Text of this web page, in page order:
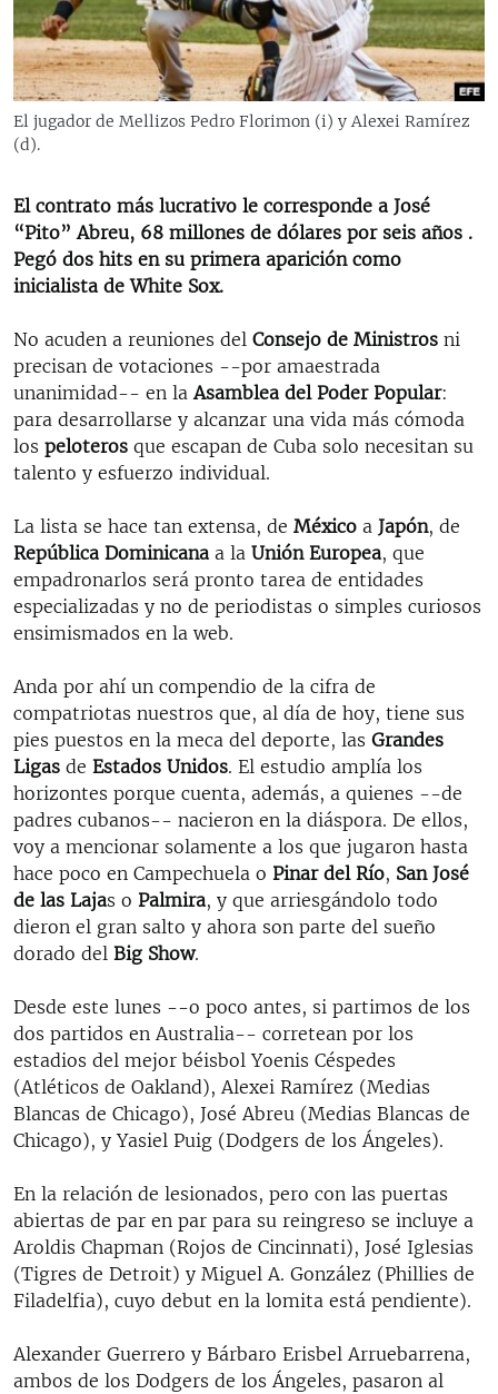
RADIO MARTÍ
ESPECIALES
ESPECIALES
LOS SANTOS DE HIALEAH
LA INVASIÓN DE RUSIA A UCRANIA
MULTIMEDIA
EDITORIALES
SÍGUENOS
El jugador de Mellizos Pedro Florimon (i) y Alexei Ramírez
(d).
El contrato más lucrativo le corresponde a José
“Pito” Abreu, 68 millones de dólares por seis años .
Pegó dos hits en su primera aparición como
inicialista de White Sox.
No acuden a reuniones del Consejo de Ministros ni
precisan de votaciones --por amaestrada
unanimidad-- en la Asamblea del Poder Popular:
para desarrollarse y alcanzar una vida más cómoda
los peloteros que escapan de Cuba solo necesitan su
talento y esfuerzo individual.
La lista se hace tan extensa, de México a Japón, de
República Dominicana a la Unión Europea, que
empadronarlos será pronto tarea de entidades
especializadas y no de periodistas o simples curiosos
ensimismados en la web.
Anda por ahí un compendio de la cifra de
compatriotas nuestros que, al día de hoy, tiene sus
pies puestos en la meca del deporte, las Grandes
Ligas de Estados Unidos. El estudio amplía los
horizontes porque cuenta, además, a quienes --de
padres cubanos-- nacieron en la diáspora. De ellos,
voy a mencionar solamente a los que jugaron hasta
hace poco en Campechuela o Pinar del Río, San José
de las Lajas o Palmira, y que arriesgándolo todo
dieron el gran salto y ahora son parte del sueño
dorado del Big Show.
Desde este lunes --o poco antes, si partimos de los
dos partidos en Australia-- corretean por los
estadios del mejor béisbol Yoenis Céspedes
(Atléticos de Oakland), Alexei Ramírez (Medias
Blancas de Chicago), José Abreu (Medias Blancas de
Chicago), y Yasiel Puig (Dodgers de los Ángeles).
En la relación de lesionados, pero con las puertas
abiertas de par en par para su reingreso se incluye a
Aroldis Chapman (Rojos de Cincinnati), José Iglesias
(Tigres de Detroit) y Miguel A. González (Phillies de
Filadelfia), cuyo debut en la lomita está pendiente).
Alexander Guerrero y Bárbaro Erisbel Arruebarrena,
ambos de los Dodgers de los Ángeles, pasaron al